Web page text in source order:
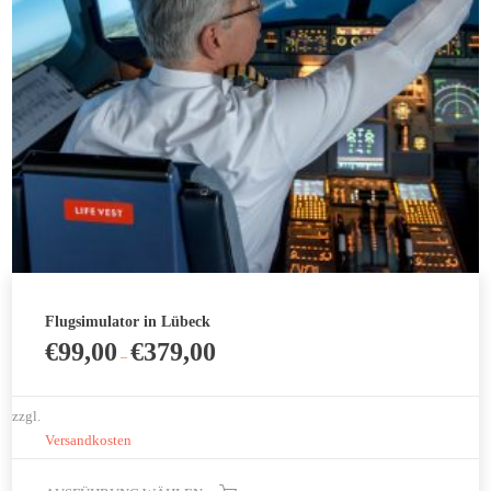
Flugsimulator in Lübeck
€99,00 –€379,00
zzgl.
Versandkosten